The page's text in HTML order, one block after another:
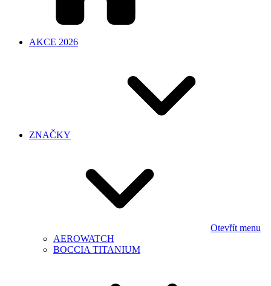
AKCE 2026
ZNAČKY
Otevřít menu
AEROWATCH
BOCCIA TITANIUM